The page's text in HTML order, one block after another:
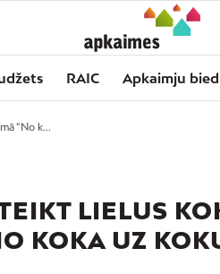
RAIC Apkaimju
“No k...
LIELUS
KOKA UZ